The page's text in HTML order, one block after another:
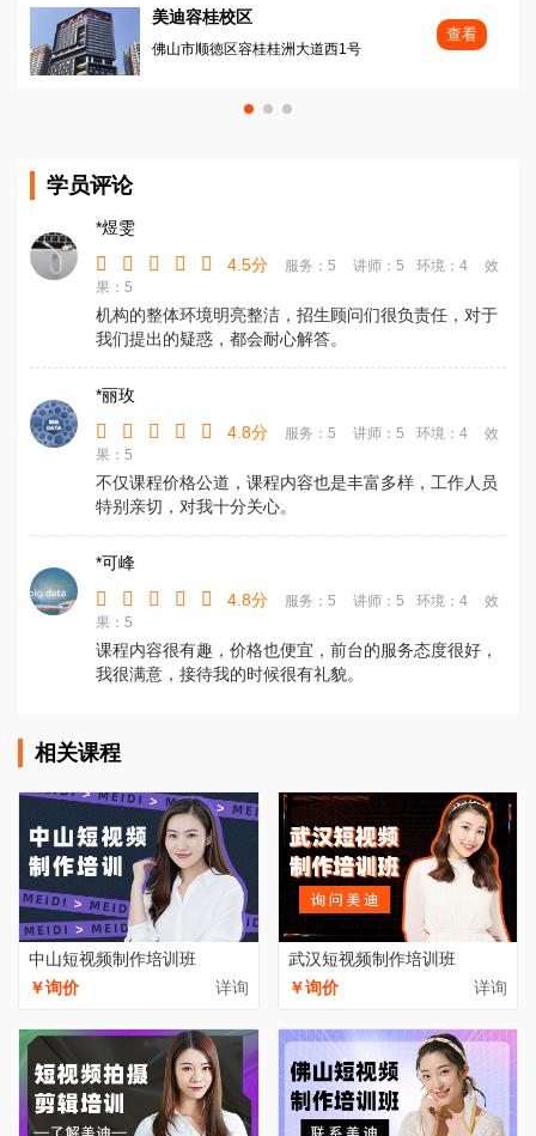
美迪容桂校区
佛山市顺徳区容桂桂洲大道西1号
查看
学员评论
*煜雯
4.5分
服务：5 讲师：5 环境：4
效
果：5
机构的整体环境明亮整洁，招生顾问们很负责任，对于
我们提出的疑惑，都会耐心解答。
*丽玫
4.8分
服务：5 讲师：5 环境：4
效
果：5
不仅课程价格公道，课程内容也是丰富多样，工作人员
特别亲切，对我十分关心。
*可峰
4.8分
服务：5 讲师：5 环境：4
效
果：5
课程内容很有趣，价格也便宜，前台的服务态度很好，
我很满意，接待我的时候很有礼貌。
相关课程
中山短视频制作培训班
￥询价
详询
武汉短视频制作培训班
￥询价
详询